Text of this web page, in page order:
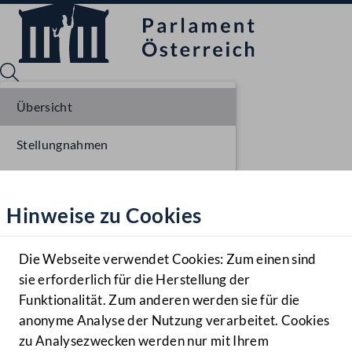
Hilfe
Benutzer
Navigationsmenü öffnen
MENÜ
Hinweise zu Cookies
Die Webseite verwendet Cookies: Zum einen sind
sie erforderlich für die Herstellung der
Funktionalität. Zum anderen werden sie für die
anonyme Analyse der Nutzung verarbeitet. Cookies
zu Analysezwecken werden nur mit Ihrem
Übersicht
Stellungnahmen